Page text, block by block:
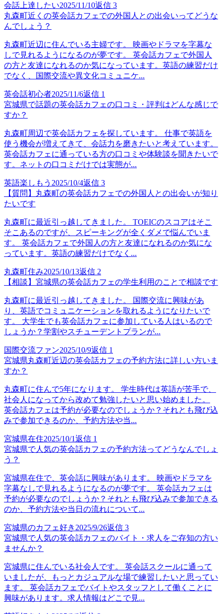
会話上達したい2025/11/10返信 3
丸森町近くの英会話カフェでの外国人との出会いってどうな
んでしょう？
丸森町近辺に住んでいる主婦です。 映画やドラマを字幕な
しで見れるようになるのが夢です。 英会話カフェで外国人
の方と友達になれるのか気になっています。英語の練習だけ
でなく、国際交流や異文化コミュニケ...
英会話初心者2025/11/6返信 1
宮城県で話題の英会話カフェの口コミ・評判はどんな感じで
すか？
丸森町周辺で英会話カフェを探しています。 仕事で英語を
使う機会が増えてきて、会話力を磨きたいと考えています。
英会話カフェに通っている方の口コミや体験談を聞きたいで
す。ネットの口コミだけでは実態が...
英語楽しもう 2025/10/4返信 3
【質問】丸森町の英会話カフェでの外国人との出会いが知り
たいです
丸森町に最近引っ越してきました。 TOEICのスコアはそこ
そこあるのですが、スピーキングが全くダメで悩んでいま
す。 英会話カフェで外国人の方と友達になれるのか気にな
っています。英語の練習だけでなく...
丸森町住み2025/10/13返信 2
【相談】宮城県の英会話カフェの学生利用のことで相談です
丸森町に最近引っ越してきました。 国際交流に興味があ
り、英語でコミュニケーションを取れるようになりたいで
す。 大学生でも英会話カフェに参加している人はいるので
しょうか？学割やスチューデントプランが...
国際交流ファン2025/10/9返信 1
宮城県丸森町近辺の英会話カフェの予約方法に詳しい方いま
すか？
丸森町に住んで5年になります。 学生時代は英語が苦手で、
社会人になってから改めて勉強したいと思い始めました。
英会話カフェは予約が必要なのでしょうか？それとも飛び込
みで参加できるのか、予約方法や当...
宮城県在住2025/10/1返信 1
宮城県で人気の英会話カフェの予約方法ってどうなんでしょ
う？
宮城県在住で、英会話に興味があります。 映画やドラマを
字幕なしで見れるようになるのが夢です。 英会話カフェは
予約が必要なのでしょうか？それとも飛び込みで参加できる
のか、予約方法や当日の流れについて...
宮城県のカフェ好き 2025/9/26返信 3
宮城県で人気の英会話カフェのバイト・求人をご存知の方い
ませんか？
宮城県に住んでいる社会人です。 英会話スクールに通って
いましたが、もっとカジュアルな場で練習したいと思ってい
ます。 英会話カフェでバイトやスタッフとして働くことに
興味があります。求人情報はどこで見...